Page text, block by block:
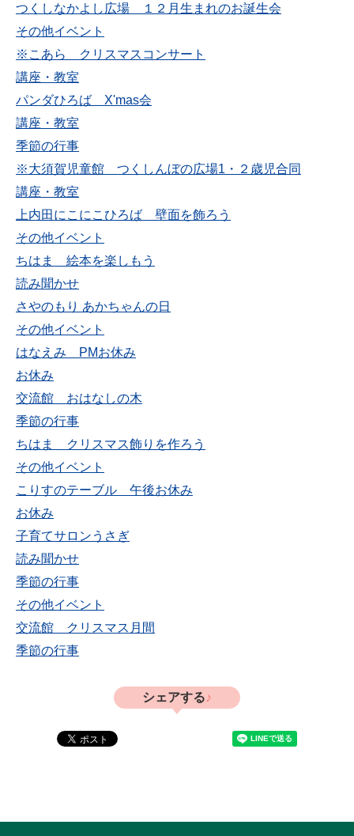
つくしなかよし広場 １２月生まれのお誕生会
その他イベント
※こあら クリスマスコンサート
講座・教室
パンダひろば X'mas会
講座・教室
季節の行事
※大須賀児童館 つくしんぼの広場1・２歳児合同
講座・教室
上内田にこにこひろば 壁面を飾ろう
その他イベント
ちはま 絵本を楽しもう
読み聞かせ
さやのもり あかちゃんの日
その他イベント
はなえみ PMお休み
お休み
交流館 おはなしの木
季節の行事
ちはま クリスマス飾りを作ろう
その他イベント
こりすのテーブル 午後お休み
お休み
子育てサロンうさぎ
読み聞かせ
季節の行事
その他イベント
交流館 クリスマス月間
季節の行事
シェアする